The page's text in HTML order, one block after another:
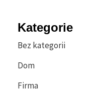
Kategorie
Bez kategorii
Dom
Firma